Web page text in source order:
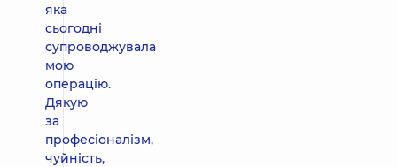
яка
сьогодні
супроводжувала
мою
операцію.
Дякую
за
професіоналізм,
чуйність,